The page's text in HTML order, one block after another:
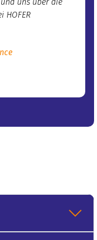
uns über die